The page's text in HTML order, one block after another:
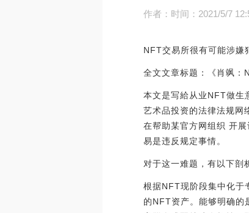
作者： 时间：2021/5/7
NFT交易所很有可能涉嫌
全文文章标题：《肖飒：
本文是写給从业NFT做生
艺术品投资的法律法规网
在帮助某官方网组织 开
易是违反规定事情。
对于这一难题，有以下剖
根据NFT现阶段集中化于
的NFT资产。能够明确的